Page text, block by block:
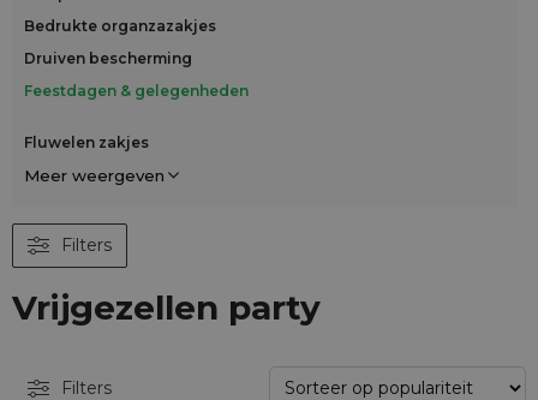
Bedrukte organzazakjes
Druiven bescherming
Feestdagen & gelegenheden
Fluwelen zakjes
Meer weergeven
Filters
Vrijgezellen party
Filters